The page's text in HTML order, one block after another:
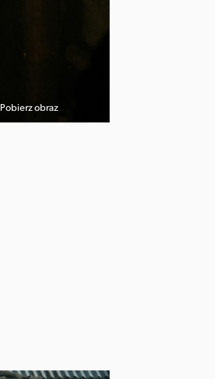
Pobierz obraz